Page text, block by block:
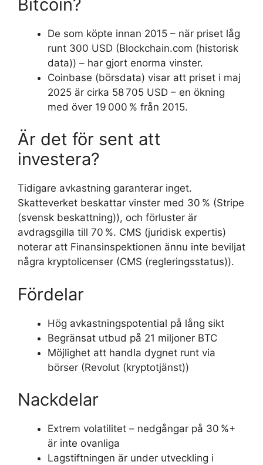
Bitcoin?
De som köpte innan 2015 – när priset låg
runt 300 USD (Blockchain.com (historisk
data)) – har gjort enorma vinster.
Coinbase (börsdata) visar att priset i maj
2025 är cirka 58 705 USD – en ökning
med över 19 000 % från 2015.
Är det för sent att
investera?
Tidigare avkastning garanterar inget.
Skatteverket beskattar vinster med 30 % (Stripe
(svensk beskattning)), och förluster är
avdragsgilla till 70 %. CMS (juridisk expertis)
noterar att Finansinspektionen ännu inte beviljat
några kryptolicenser (CMS (regleringsstatus)).
Fördelar
Hög avkastningspotential på lång sikt
Begränsat utbud på 21 miljoner BTC
Möjlighet att handla dygnet runt via
börser (Revolut (kryptotjänst))
Nackdelar
Extrem volatilitet – nedgångar på 30 %+
är inte ovanliga
Lagstiftningen är under utveckling i